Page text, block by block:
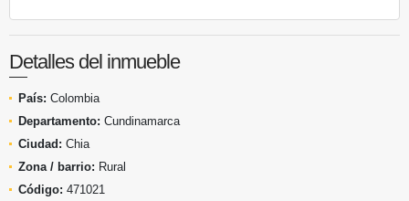
Detalles del inmueble
País: Colombia
Departamento: Cundinamarca
Ciudad: Chia
Zona / barrio: Rural
Código: 471021